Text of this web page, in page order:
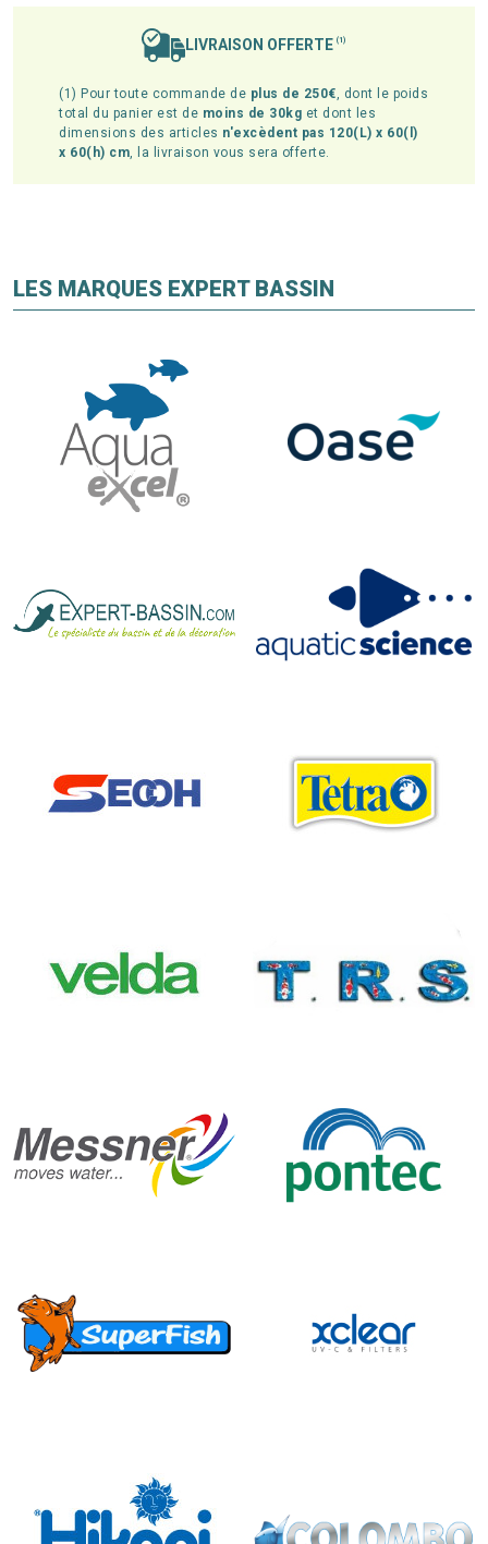
LIVRAISON OFFERTE (1)
(1) Pour toute commande de plus de 250€, dont le poids
total du panier est de moins de 30kg et dont les
dimensions des articles n'excèdent pas 120(L) x 60(l)
x 60(h) cm, la livraison vous sera offerte.
LES MARQUES EXPERT BASSIN